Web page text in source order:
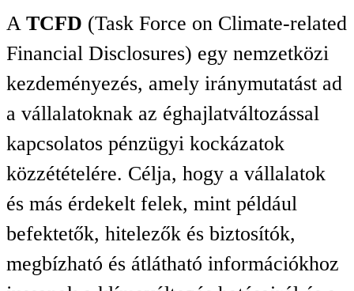
A TCFD (Task Force on Climate-related
Financial Disclosures) egy nemzetközi
kezdeményezés, amely iránymutatást ad
a vállalatoknak az éghajlatváltozással
kapcsolatos pénzügyi kockázatok
közzétételére. Célja, hogy a vállalatok
és más érdekelt felek, mint például
befektetők, hitelezők és biztosítók,
megbízható és átlátható információkhoz